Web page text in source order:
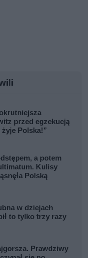
przed egzekucją
Polska!”
a potem
Kulisy
Polską
w dziejach
to tylko trzy razy
Prawdziwy